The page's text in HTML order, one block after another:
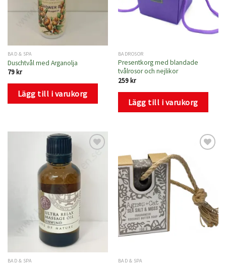
BAD & SPA
Duschtvål med Arganolja
79 kr
Lägg till i varukorg
BADROSOR
Presentkorg med blandade
tvålrosor och nejlikor
259 kr
Lägg till i varukorg
BAD & SPA
önskelistan
BAD & SPA